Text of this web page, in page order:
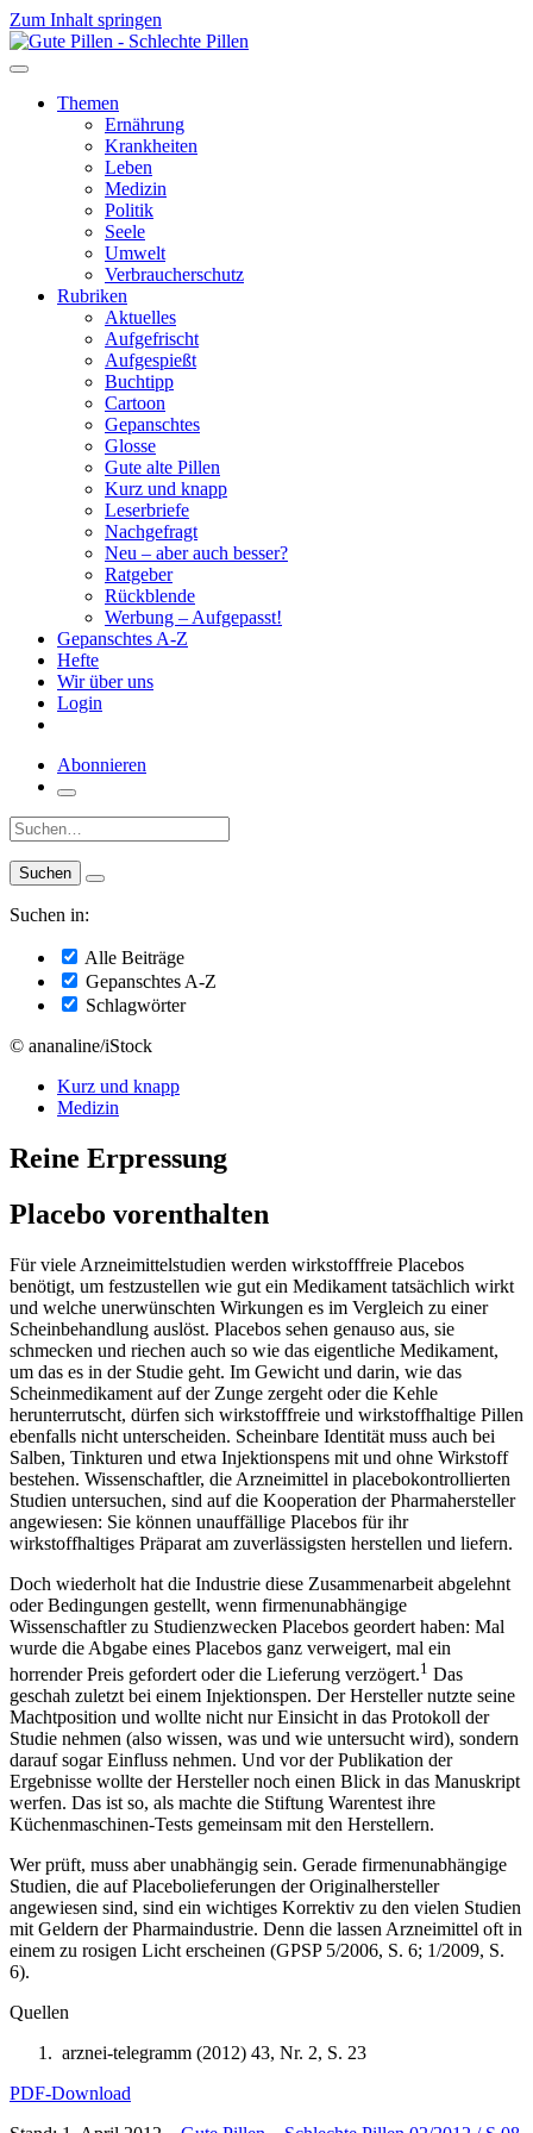
Zum Inhalt springen
Themen
Ernährung
Krankheiten
Leben
Medizin
Politik
Seele
Umwelt
Verbraucherschutz
Rubriken
Aktuelles
Aufgefrischt
Aufgespießt
Buchtipp
Cartoon
Gepanschtes
Glosse
Gute alte Pillen
Kurz und knapp
Leserbriefe
Nachgefragt
Neu – aber auch besser?
Ratgeber
Rückblende
Werbung – Aufgepasst!
Gepanschtes A-Z
Hefte
Wir über uns
Login
Abonnieren
Suche:
Suchen in:
Alle Beiträge
Gepanschtes A-Z
Schlagwörter
© ananaline/iStock
Kurz und knapp
Medizin
Reine Erpressung
Placebo vorenthalten
Für viele Arzneimittelstudien werden wirkstofffreie Placebos
benötigt, um festzustellen wie gut ein Medikament tatsächlich wirkt
und welche unerwünschten Wirkungen es im Vergleich zu einer
Scheinbehandlung auslöst. Placebos sehen genauso aus, sie
schmecken und riechen auch so wie das eigentliche Medikament,
um das es in der Studie geht. Im Gewicht und darin, wie das
Scheinmedikament auf der Zunge zergeht oder die Kehle
herunterrutscht, dürfen sich wirkstofffreie und wirkstoffhaltige Pillen
ebenfalls nicht unterscheiden. Scheinbare Identität muss auch bei
Salben, Tinkturen und etwa Injektionspens mit und ohne Wirkstoff
bestehen. Wissenschaftler, die Arzneimittel in placebokontrollierten
Studien untersuchen, sind auf die Kooperation der Pharmahersteller
angewiesen: Sie können unauffällige Placebos für ihr
wirkstoffhaltiges Präparat am zuverlässigsten herstellen und liefern.
Doch wiederholt hat die Industrie diese Zusammenarbeit abgelehnt
oder Bedingungen gestellt, wenn firmenunabhängige
Wissenschaftler zu Studienzwecken Placebos geordert haben: Mal
wurde die Abgabe eines Placebos ganz verweigert, mal ein
horrender Preis gefordert oder die Lieferung verzögert.1 Das
geschah zuletzt bei einem Injektionspen. Der Hersteller nutzte seine
Machtposition und wollte nicht nur Einsicht in das Protokoll der
Studie nehmen (also wissen, was und wie untersucht wird), sondern
darauf sogar Einfluss nehmen. Und vor der Publikation der
Ergebnisse wollte der Hersteller noch einen Blick in das Manuskript
werfen. Das ist so, als machte die Stiftung Warentest ihre
Küchenmaschinen-Tests gemeinsam mit den Herstellern.
Wer prüft, muss aber unabhängig sein. Gerade firmenunabhängige
Studien, die auf Placebolieferungen der Originalhersteller
angewiesen sind, sind ein wichtiges Korrektiv zu den vielen Studien
mit Geldern der Pharmaindustrie. Denn die lassen Arzneimittel oft in
einem zu rosigen Licht erscheinen (GPSP 5/2006, S. 6; 1/2009, S.
6).
Quellen
arznei-telegramm (2012) 43, Nr. 2, S. 23
PDF-Download